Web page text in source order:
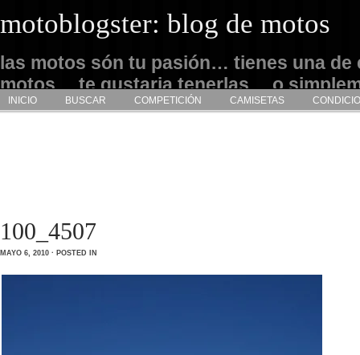
motoblogster: blog de motos
las motos són tu pasión… tienes una de
motos… te gustaria tenerlas… o
admirarlas… este es tu sitio
INICIO BUSCAR COMPETICIÓN CAMISETAS
100_4507
MAYO 6, 2010 · POSTED IN